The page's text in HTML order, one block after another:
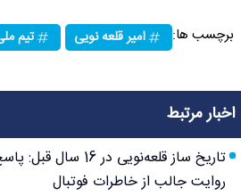
برچسب ها: امیر قلعه نویی تیم
اخبار مرتبط
تاریخ ساز قلعه‌نویی
روایت جالب از خاطرات فوتبال